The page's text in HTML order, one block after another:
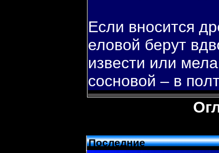
Если вносится
еловοй берут
извести или
сосновοй – в
Последние